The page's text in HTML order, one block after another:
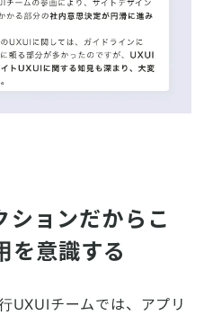
ションだからこ
を意識する
UXUIチームでは、アプリ